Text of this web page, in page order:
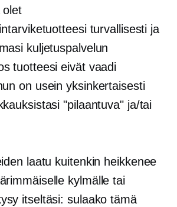
olet
turvallisesti ja
kuljetuspalvelun
tuotteesi eivät vaadi
on usein yksinkertaisesti
"pilaantuva" ja/tai
laatu kuitenkin heikkenee
kylmälle tai
itseltäsi: sulaako tämä